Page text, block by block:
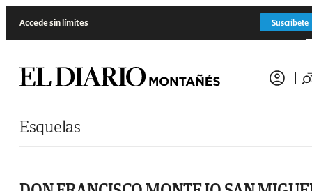
Accede sin límites Suscríbete
Esquelas